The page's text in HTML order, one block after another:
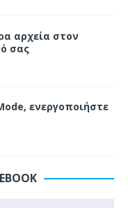
αρχεία στον
σας
ενεργοποιήστε